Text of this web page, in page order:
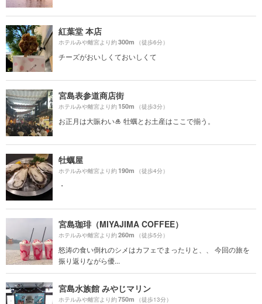
紅葉堂 本店
ホテルみや離宮より約300m （徒歩6分）
チーズがおいしくておいしくて
宮島表参道商店街
ホテルみや離宮より約150m （徒歩3分）
お正月は大賑わい🎍 牡蠣とお土産はここで揃う。
牡蠣屋
ホテルみや離宮より約190m （徒歩4分）
・
宮島珈琲（MIYAJIMA COFFEE）
ホテルみや離宮より約260m （徒歩5分）
怒涛の食い倒れのシメはカフェでまったりと、、 今回の旅を
振り返りながら優...
宮島水族館 みやじマリン
ホテルみや離宮より約750m （徒歩13分）